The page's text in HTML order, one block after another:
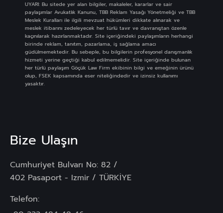
UYARI: Bu sitede yer alan bilgiler, makaleler, kararlar ve sair
paylaşımlar Avukatlık Kanunu, TBB Reklam Yasağı Yönetmeliği ve TBB
Meslek Kuralları ile ilgili mevzuat hükümleri dikkate alınarak ve
meslek itibarını zedeleyecek her türlü tavır ve davranıştan özenle
kaçınılarak hazırlanmaktadır. Site içeriğindeki paylaşımların herhangi
birinde reklam, tanıtım, pazarlama, iş sağlama amacı
güdülmemektedir. Bu sebeple, bu bilgilerin profesyonel danışmanlık
hizmeti yerine geçtiği kabul edilmemelidir. Site içeriğinde bulunan
her türlü paylaşım Göçük Law Firm ekibinin bilgi ve emeğinin ürünü
olup, FSEK kapsamında eser niteliğindedir ve izinsiz kullanımı
yasaktır.
Bize Ulaşın
Cumhuriyet Bulvarı No: 82 /
402 Pasaport - Izmir / TÜRKİYE
Telefon: